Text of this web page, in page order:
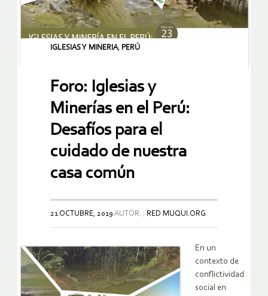
IGLESIAS Y MINERIA, PERÚ
Foro: Iglesias y
Minerías en el Perú:
Desafíos para el
cuidado de nuestra
casa común
21 OCTUBRE, 2019 AUTOR: RED MUQUI.ORG
En un
contexto de
conflictividad
social en